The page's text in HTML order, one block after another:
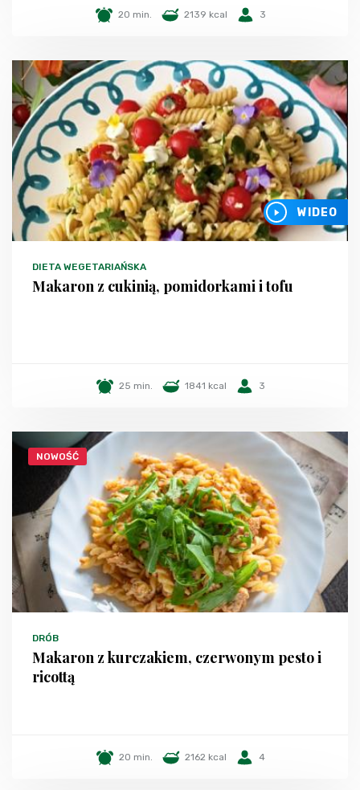
20 min. 2139 kcal 3
WIDEO
DIETA WEGETARIAŃSKA
Makaron z cukinią, pomidorkami i tofu
25 min. 1841 kcal 3
NOWOŚĆ
DRÓB
Makaron z kurczakiem, czerwonym pesto i
ricottą
20 min. 2162 kcal 4